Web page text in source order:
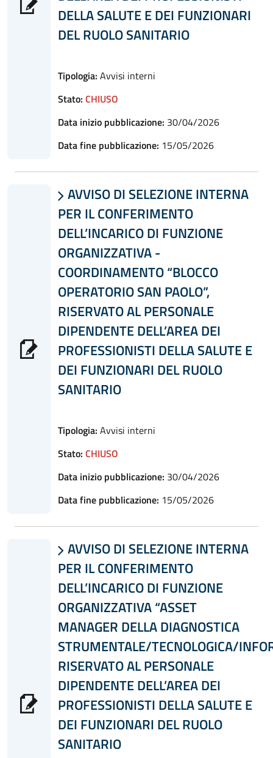
DELLA SALUTE E DEI FUNZIONARI
DEL RUOLO SANITARIO
Tipologia: Avvisi interni
Stato: CHIUSO
Data inizio pubblicazione: 30/04/2026
Data fine pubblicazione: 15/05/2026
 AVVISO DI SELEZIONE INTERNA
PER IL CONFERIMENTO
DELL’INCARICO DI FUNZIONE
ORGANIZZATIVA -
COORDINAMENTO “BLOCCO
OPERATORIO SAN PAOLO”,
RISERVATO AL PERSONALE
DIPENDENTE DELL’AREA DEI
PROFESSIONISTI DELLA SALUTE E
DEI FUNZIONARI DEL RUOLO
SANITARIO
Tipologia: Avvisi interni
Stato: CHIUSO
Data inizio pubblicazione: 30/04/2026
Data fine pubblicazione: 15/05/2026
 AVVISO DI SELEZIONE INTERNA
PER IL CONFERIMENTO
DELL’INCARICO DI FUNZIONE
ORGANIZZATIVA “ASSET
MANAGER DELLA DIAGNOSTICA
STRUMENTALE/TECNOLOGICA/
RISERVATO AL PERSONALE
DIPENDENTE DELL’AREA DEI
PROFESSIONISTI DELLA SALUTE E
DEI FUNZIONARI DEL RUOLO
SANITARIO